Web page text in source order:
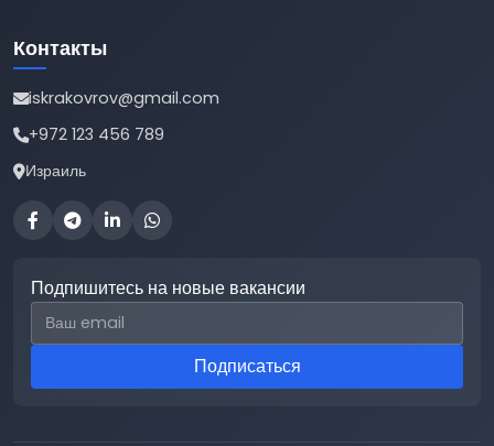
Контакты
iskrakovrov@gmail.com
+972 123 456 789
Израиль
Подпишитесь на новые вакансии
Email для подписки
Подписаться